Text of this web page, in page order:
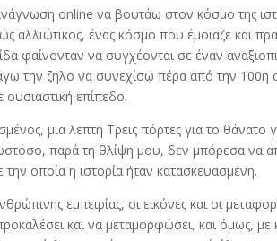
online να βουτάω στον κόσμο της
αλλιώτικος, ένας κόσμο που έμοιαζε και
φαίνονταν να συγχέονται σε έναν
την ζήλο να συνεχίσω πέρα από την 100η
επίπεδο.
μια λεπτή Τρεις πόρτες για το θάνατο
παρά τη θλίψη μου, δεν μπόρεσα να
οποία η ιστορία ήταν κατασκευασμένη.
εμπειρίας, οι εικόνες και οι
και να μεταμορφώσει, και όμως, με